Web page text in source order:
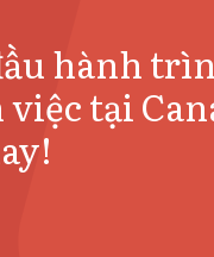
hành
tại